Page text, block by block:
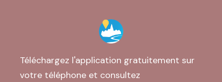
Téléchargez l'application gratuitement sur
votre téléphone et consultez